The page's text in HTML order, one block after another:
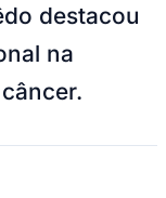
destacou
na